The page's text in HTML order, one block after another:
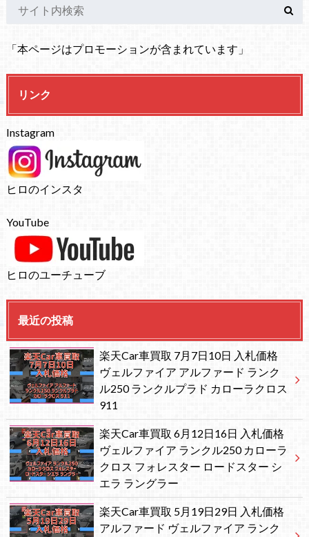
「本ページはプロモーションが含まれています」
リンク
Instagram
ヒロのインスタ
YouTube
ヒロのユーチューブ
最近の投稿
楽天Car車買取 7月7日10日 入札価格
ヴェルファイア アルファード ランク
ル250 ランクルプラド カローラクロス
911
楽天Car車買取 6月12日16日 入札価格
ヴェルファイア ランクル250 カローラ
クロス フォレスター ロードスター シ
エラ ラングラー
楽天Car車買取 5月19日29日 入札価格
アルファード ヴェルファイア ランク